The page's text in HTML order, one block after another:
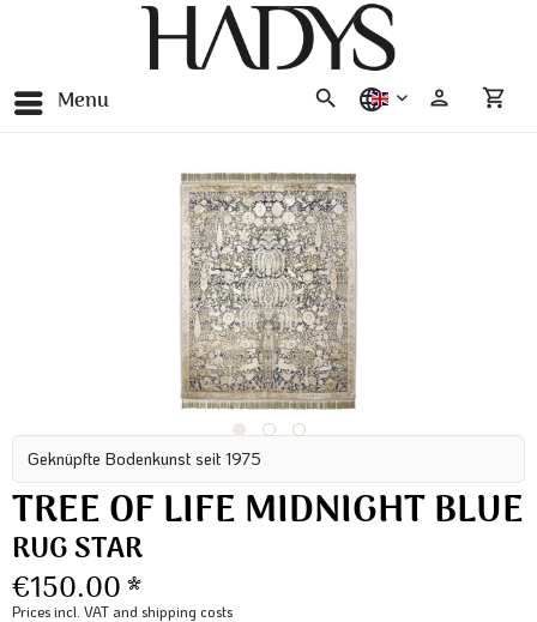
Menu english
Geknüpfte Bodenkunst seit 1975
TREE OF LIFE MIDNIGHT BLUE
RUG STAR
€150.00 *
Prices incl. VAT and shipping costs